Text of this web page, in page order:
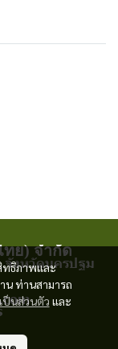
ทธิภาพและ
น ท่านสามารถ
ป็นส่วนตัว และ
ทย) จำกัด
จังหวัดนครปฐม